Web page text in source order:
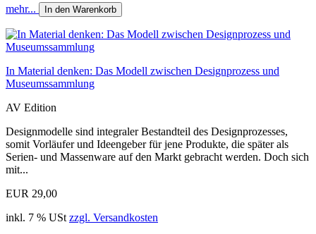
mehr... In den Warenkorb
In Material denken: Das Modell zwischen Designprozess und
Museumssammlung
AV Edition
Designmodelle sind integraler Bestandteil des Designprozesses,
somit Vorläufer und Ideengeber für jene Produkte, die später als
Serien- und Massenware auf den Markt gebracht werden. Doch sich
mit...
EUR 29,00
inkl. 7 % USt zzgl. Versandkosten